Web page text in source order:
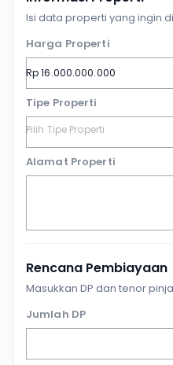
Isi data properti yang ingin
Harga Properti
Tipe Properti
Alamat Properti
Rencana Pembiayaan
Masukkan DP dan tenor
Jumlah DP